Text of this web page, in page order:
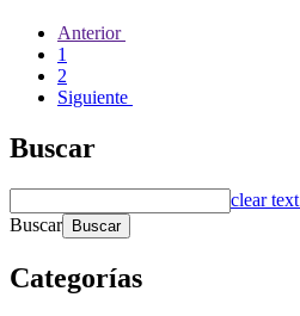
Anterior
1
2
Siguiente
Buscar
clear text
Buscar
Categorías